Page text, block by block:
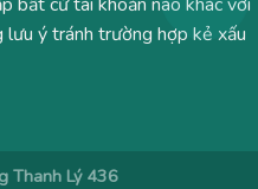
bất cứ tài khoản nào khác với
lưu ý tránh trường hợp kẻ xấu
Thanh Lý 436